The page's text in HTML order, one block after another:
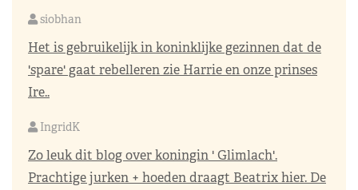
siobhan
Het is gebruikelijk in koninklijke gezinnen dat de
'spare' gaat rebelleren zie Harrie en onze prinses
Ire..
IngridK
Zo leuk dit blog over koningin ' Glimlach'.
Prachtige jurken + hoeden draagt Beatrix hier. De